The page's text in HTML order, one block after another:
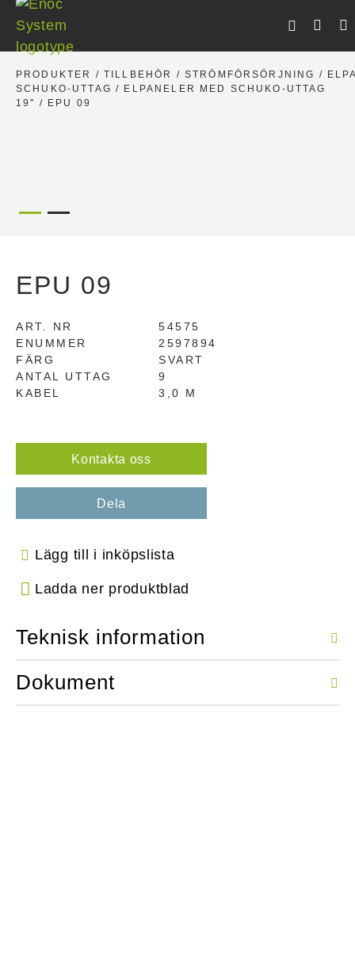
Skip
content
PRODUKTER / TILLBEHÖR / STRÖMFÖRSÖRJNING /
SCHUKO-UTTAG / ELPANELER MED SCHUKO-UTTAG
19" / EPU 09
EPU 09
ART. NR
54575
ENUMMER
2597894
FÄRG
SVART
ANTAL UTTAG
9
KABEL
3,0 M
Kontakta oss
Dela
Lägg till i inköpslista
Ladda ner produktblad
Teknisk information
Dokument